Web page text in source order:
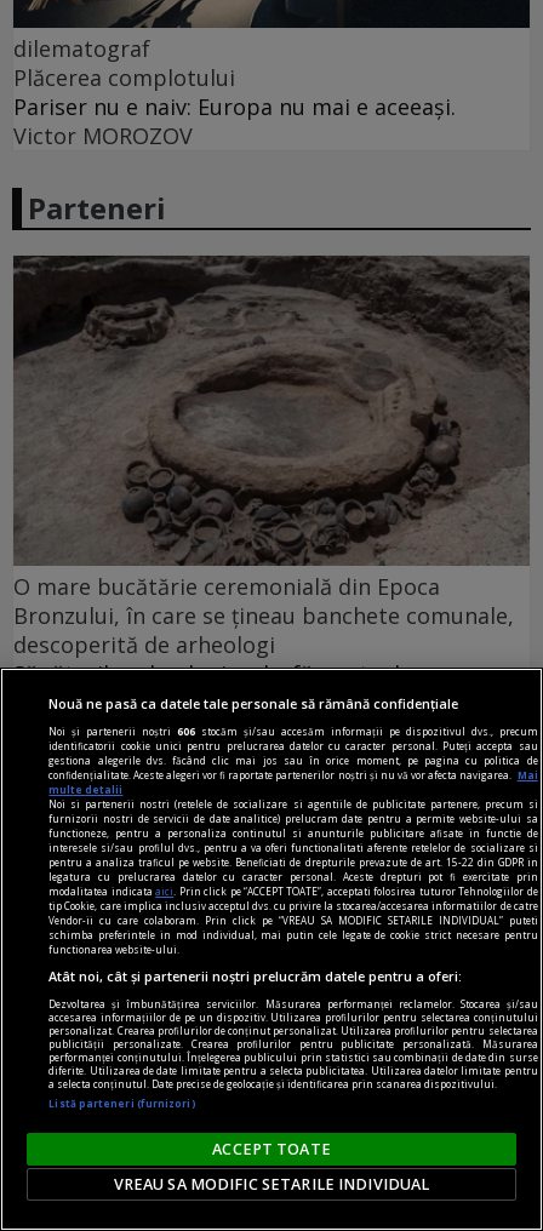
dilematograf
Plăcerea complotului
Pariser nu e naiv: Europa nu mai e aceeași.
Victor MOROZOV
Parteneri
O mare bucătărie ceremonială din Epoca
Bronzului, în care se țineau banchete comunale,
descoperită de arheologi
Săpăturile arheologice desfășurate de
Universitatea din Catania la situl Tava Tepe,
situat în vestul Azerbaidjanului, au adus la
lumină un complex care schimbă perspectiva
asupra comunităților din Epoca Târzie a
Bronzului (cca. 1300–1000 î.Hr.) din regiunea
Caucazului.
Nouă ne pasă ca datele tale personale să rămână confidențiale
Noi și partenerii noștri606 stocăm și/sau accesăm informații pe dispozitivul dvs., precum
identificatorii cookie unici pentru prelucrarea datelor cu caracter personal. Puteți accepta sau
gestiona alegerile dvs. făcând clic mai jos sau în orice moment, pe pagina cu politica de
confidențialitate. Aceste alegeri vor fi raportate partenerilor noștri și nu vă vor afecta navigarea.
Mai
multe detalii
Noi si partenerii nostri (retelele de socializare si agentiile de publicitate partenere, precum si
furnizorii nostri de servicii de date analitice) prelucram date pentru a permite website-ului sa
functioneze, pentru a personaliza continutul si anunturile publicitare afisate in functie de
interesele si/sau profilul dvs., pentru a va oferi functionalitati aferente retelelor de socializare si
pentru a analiza traficul pe website. Beneficiati de drepturile prevazute de art. 15-22 din GDPR in
legatura cu prelucrarea datelor cu caracter personal. Aceste drepturi pot fi exercitate prin
modalitatea indicataaici
. Prin click pe “ACCEPT TOATE”, acceptati folosirea tuturor Tehnologiilor de
tip Cookie, care implica inclusiv acceptul dvs. cu privire la stocarea/accesarea informatiilor de catre
Vendor-ii cu care colaboram. Prin click pe “VREAU SA MODIFIC SETARILE INDIVIDUAL” puteti
schimba preferintele in mod individual, mai putin cele legate de cookie strict necesare pentru
functionarea website-ului.
Atât noi, cât și partenerii noștri prelucrăm datele pentru a oferi:
Dezvoltarea și îmbunătățirea serviciilor. Măsurarea performanței reclamelor. Stocarea și/sau
accesarea informațiilor de pe un dispozitiv. Utilizarea profilurilor pentru selectarea conținutului
personalizat. Crearea profilurilor de conținut personalizat. Utilizarea profilurilor pentru selectarea
publicității personalizate. Crearea profilurilor pentru publicitate personalizată. Măsurarea
performanței conținutului. Înțelegerea publicului prin statistici sau combinații de date din surse
diferite. Utilizarea de date limitate pentru a selecta publicitatea. Utilizarea datelor limitate pentru
a selecta conținutul. Date precise de geolocație și identificarea prin scanarea dispozitivului.
Listă parteneri (furnizori)
ACCEPT TOATE
VREAU SA MODIFIC SETARILE INDIVIDUAL